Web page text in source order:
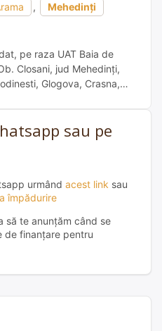
,
Mehedinți
pe raza UAT Baia de
Closani, jud Mehedinți,
Glogova, Crasna,
sau pe
urmând acest link sau
împădurire
să te anunțăm când se
de finanțare pentru